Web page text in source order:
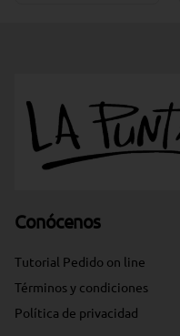
Conócenos
Tutorial Pedido on line
Términos y condiciones
Política de privacidad